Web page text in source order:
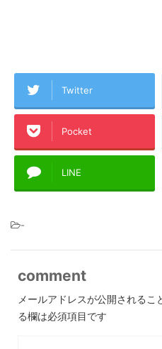
Twitter
Pocket
LINE
-
comment
メールアドレスが公開されるこ
る欄は必須項目です